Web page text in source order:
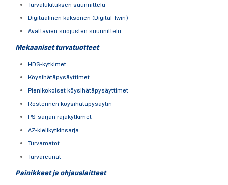
Turvalukituksen suunnittelu
Digitaalinen kaksonen (Digital Twin)
Avattavien suojusten suunnittelu
Mekaaniset turvatuotteet
HDS-kytkimet
Köysihätäpysäyttimet
Pienikokoiset köysihätäpysäyttimet
Rosterinen köysihätäpysäytin
PS-sarjan rajakytkimet
AZ-kielikytkinsarja
Turvamatot
Turvareunat
Painikkeet ja ohjauslaitteet